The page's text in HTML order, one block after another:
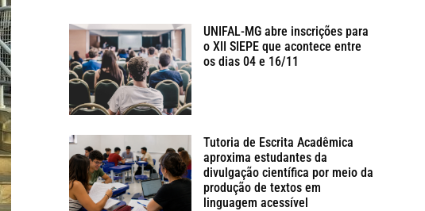
UNIFAL-MG abre inscrições para
o XII SIEPE que acontece entre
os dias 04 e 16/11
Tutoria de Escrita Acadêmica
aproxima estudantes da
divulgação científica por meio da
produção de textos em
linguagem acessível